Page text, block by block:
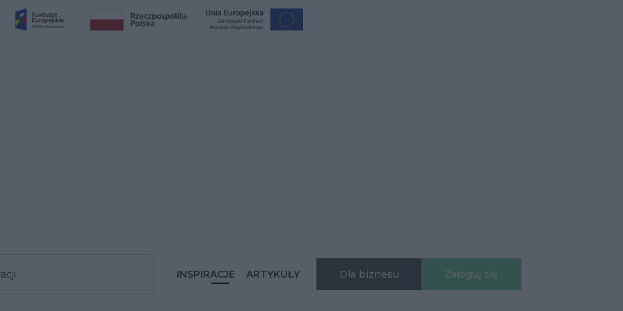
INSPIRACJE ARTYKUŁY Dla biznesu Zaloguj się